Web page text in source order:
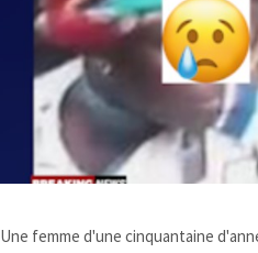
Une femme d'une cinquantaine